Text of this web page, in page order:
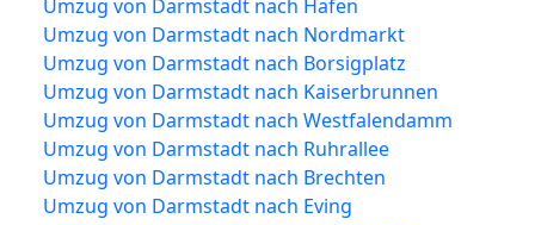
Umzug von Darmstadt nach Hafen
Umzug von Darmstadt nach Nordmarkt
Umzug von Darmstadt nach Borsigplatz
Umzug von Darmstadt nach Kaiserbrunnen
Umzug von Darmstadt nach Westfalendamm
Umzug von Darmstadt nach Ruhrallee
Umzug von Darmstadt nach Brechten
Umzug von Darmstadt nach Eving